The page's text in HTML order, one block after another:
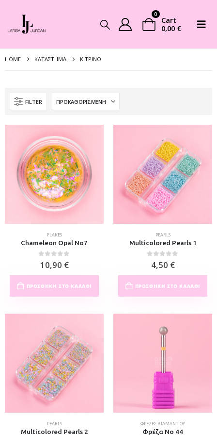
0
Cart
0,00 €
HOME ΚΑΤΆΣΤΗΜΑ ΚΊΤΡΙΝΟ
FILTER
FLAKES
Chameleon Opal No7
0out of 5
10,90 €
ΠΡΟΣΘΉΚΗ ΣΤΟ ΚΑΛΆΘΙ
PEARLS
Multicolored Pearls 1
out of 5
4,50 €
ΠΡΟΣΘΉΚΗ ΣΤΟ ΚΑΛΆΘΙ
PEARLS
Multicolored Pearls 2
ΦΡΈΖΕΣ ΔΙΑΜΑΝΤΙΟΎ
Φρέζα Νο 44